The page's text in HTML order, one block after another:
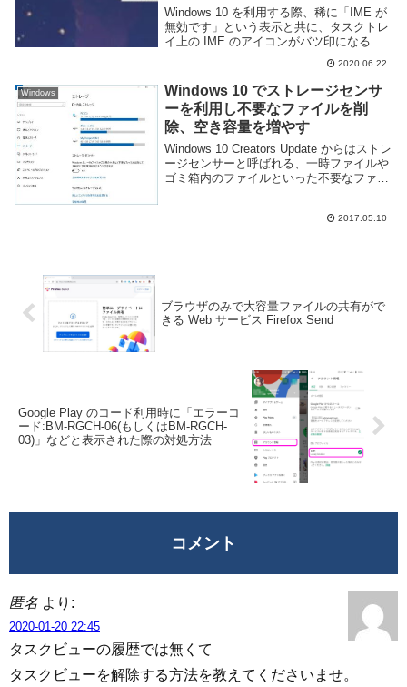
Windows 10 を利用する際、稀に「IME が
無効です」という表示と共に、タスクトレ
イ上の IME のアイコンがバツ印になる事
がある。これは IME を利用して文字入力
ができない事を意味している。この表示は
アプリケーションによっては文...
2020.06.22
Windows
Windows 10 でストレージセンサ
ーを利用し不要なファイルを削
除、空き容量を増やす
Windows 10 Creators Update からはストレ
ージセンサーと呼ばれる、一時ファイルや
ゴミ箱内のファイルといった不要なファイ
2017.05.10
ブラウザのみで大容量ファイルの共有がで
きる Web サービス Firefox Send
Google Play のコード利用時に「エラーコ
ード:BM-RGCH-06(もしくはBM-RGCH-
03)」などと表示された際の対処方法
コメント
匿名 より:
2020-01-20 22:45
タスクビューの履歴では無くて
タスクビューを解除する方法を教えてくださいませ。